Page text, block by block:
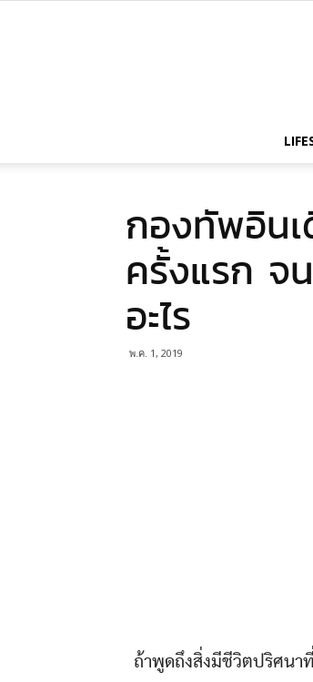
กองทัพอินเ
ครั้งแรก จ
อะไร
พ.ค. 1, 2019
ถ้าพูดถึงสิ่งมีชีวิตปริศนา